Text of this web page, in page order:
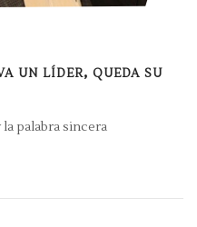
un líder, queda su
palabra sincera